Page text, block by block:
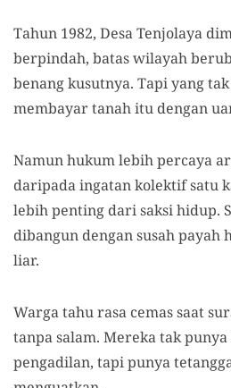
Tahun 1982, Desa Tenjolaya
berpindah, batas wilayah
benang kusutnya. Tapi yang
membayar tanah itu dengan
Namun hukum lebih percaya
daripada ingatan kolektif satu
lebih penting dari saksi hidup.
dibangun dengan susah payah
liar.
Warga tahu rasa cemas saat
tanpa salam. Mereka tak
pengadilan, tapi punya